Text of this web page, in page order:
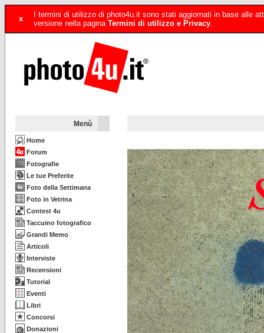
x
I termini di utilizzo di photo4u.it sono stati aggiornati in base alle
versione nella pagina Termini di utilizzo e Privacy.
Menù
Home
Forum
Fotografie
Le tue Preferite
Foto della Settimana
Foto in Vetrina
Contest 4u
Taccuino fotografico
Grandi Memo
Articoli
Interviste
Recensioni
Tutorial
Eventi
Libri
Concorsi
Donazioni